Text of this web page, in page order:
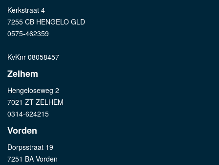
Kerkstraat 4
7255 CB HENGELO GLD
0575-462359
KvKnr 08058457
Zelhem
Hengeloseweg 2
7021 ZT ZELHEM
0314-624215
Vorden
Dorpsstraat 19
7251 BA Vorden